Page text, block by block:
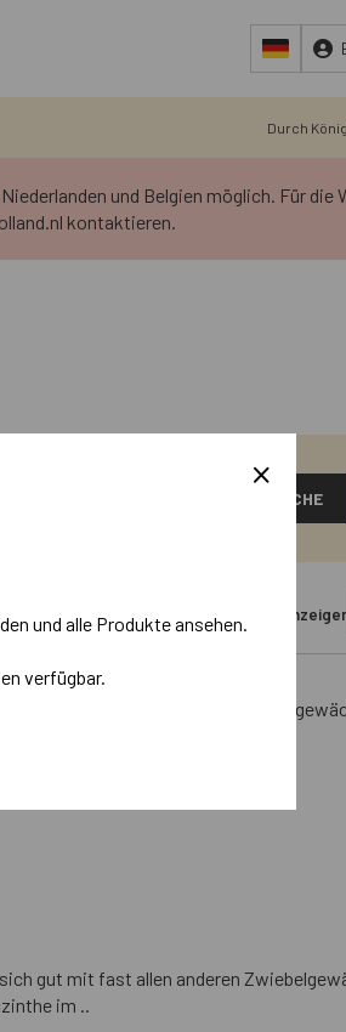
Durch
und Belgien möglich. Für die
kontaktieren.
SUCHE
Ausverkaufte Produkte
gut mit fast allen anderen
fü..
gut mit fast allen anderen
im ..
und alle Produkte ansehen.
verfügbar.